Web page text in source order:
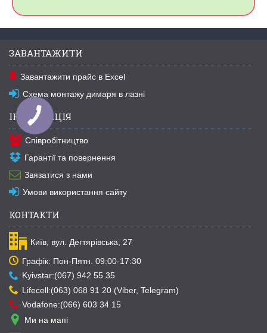
ЗАВАНТАЖИТИ
Завантажити прайс в Excel
Схема монтажу димаря в лазні
ІНФОРМАЦІЯ
Співробітництво
Гарантії та повернення
Звязатися з нами
Умови використання сайту
КОНТАКТИ
Київ, вул. Дегтярівська, 27
Графік: Пон-Пятн. 09:00-17:30
Kyivstar:(067) 942 55 35
Lifecell:(063) 068 91 20 (Viber, Telegram)
Vodafone:(066) 603 34 15
Ми на мапі